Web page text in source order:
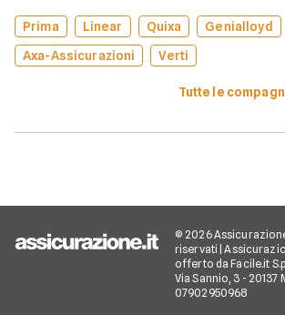
Prima Linear Quixa
Genialloyd
Axa-Assicurazioni
Verti
Tutte le
© 2026
riservati |
offerto da Facile.it
Via Sannio, 3 - 20137
07902950968